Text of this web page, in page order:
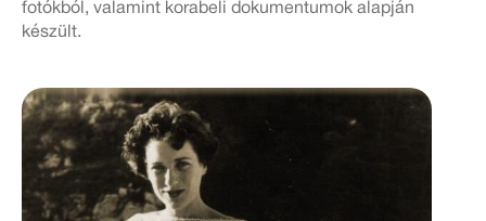
fotókból, valamint korabeli dokumentumok alapján
készült.